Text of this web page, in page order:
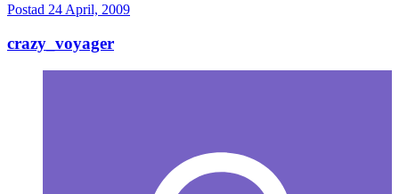
Postad 24 April, 2009
crazy_voyager